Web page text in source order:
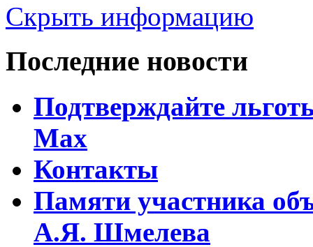
Скрыть информацию
Последние новости
Подтверждайте
Max
Контакты
Памяти участника
А.Я. Шмелева